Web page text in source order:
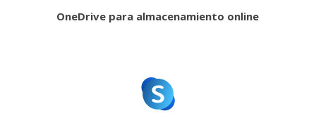
OneDrive para almacenamiento online